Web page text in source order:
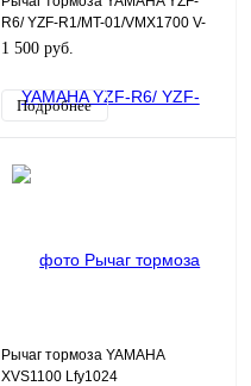
R6/ YZF-R1/MT-01/VMX1700 V-
MAX Lfy1037
1 500 руб.
Подробнее
Рычаг тормоза YAMAHA
XVS1100 Lfy1024